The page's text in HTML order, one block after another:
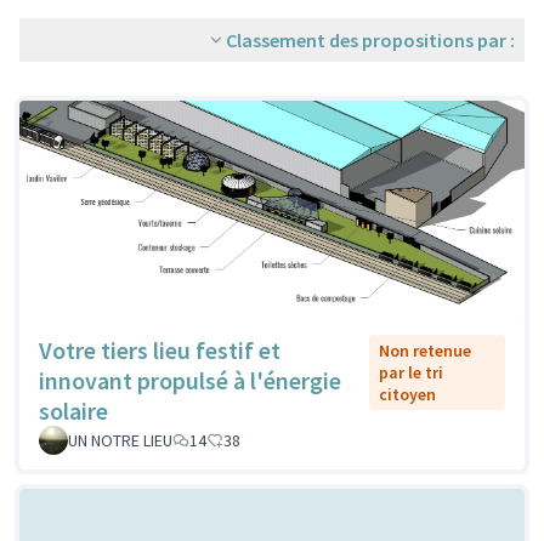
Classement des propositions par :
Votre tiers lieu festif et
innovant propulsé à l'énergie
solaire
Non retenue
par le tri
citoyen
UN NOTRE LIEU 14 38